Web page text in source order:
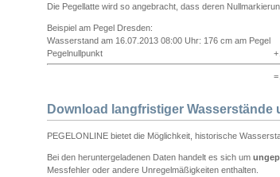
Die Pegellatte wird so angebracht, dass deren
Beispiel am Pegel Dresden:
Wasserstand am 16.07.2013 08:00 Uhr: 176 cm am Pegel
Pegelnullpunkt
+
=
Download langfristiger Wasserstände
PEGELONLINE bietet die Möglichkeit, historische
Bei den heruntergeladenen Daten handelt es sich um
Messfehler oder andere Unregelmäßigkeiten enthalten.